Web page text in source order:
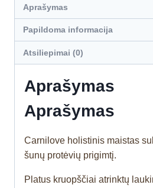
Aprašymas
Papildoma informacija
Atsiliepimai (0)
Aprašymas
Aprašymas
Carnilove holistinis maistas
šunų protėvių prigimtį.
Platus kruopščiai atrinktų